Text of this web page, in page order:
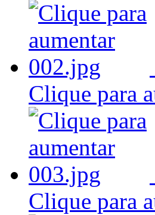
Clique para
Clique para